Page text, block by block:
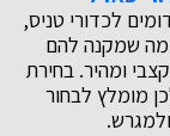
לכדורי טניס,
מה שמקנה להם
ומהיר. בחירת
מומלץ לבחור